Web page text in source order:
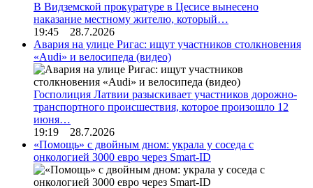
В Видземской прокуратуре в Цесисе вынесено
наказание местному жителю, который…
19:45 28.7.2026
Авария на улице Ригас: ищут участников столкновения
«Audi» и велосипеда (видео)
Госполиция Латвии разыскивает участников дорожно-
транспортного происшествия, которое произошло 12
июня…
19:19 28.7.2026
«Помощь» с двойным дном: украла у соседа с
онкологией 3000 евро через Smart-ID